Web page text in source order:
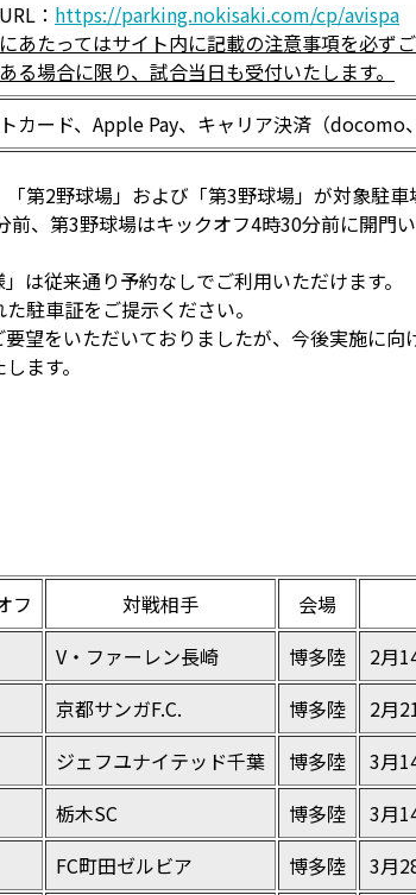
： https://parking.nokisaki.com/cp/avispa
あたってはサイト内に記載の注意事項を必ずご
る場合に限り、試合当日も受付いたします。
カード、Apple Pay、キャリア決済（docomo
第2野球場」および「第3野球場」が対象駐車
、第3野球場はキックオフ4時30分前に開門い
は従来通り予約なしでご利用いただけます。
駐車証をご提示ください。
望をいただいておりましたが、今後実施に向
ます。
フ 対戦相手 会場
V・ファーレン長崎 博多陸 2月
京都サンガF.C. 博多陸 2月
ジェフユナイテッド千葉 博多陸 3月
栃木SC 博多陸 3月
FC町田ゼルビア 博多陸 3月